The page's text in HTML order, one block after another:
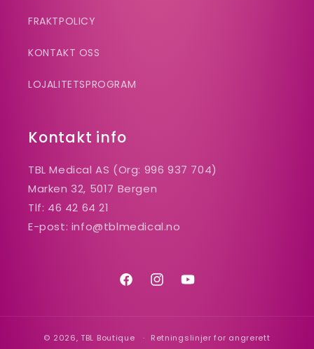
FRAKTPOLICY
KONTAKT OSS
LOJALITETSPROGRAM
Kontakt info
TBL Medical AS (Org: 996 937 704)
Marken 32, 5017 Bergen
Tlf: 46 42 64 21
E-post: info@tblmedical.no
FacebookInstagramYouTube
© 2026,TBL Boutique Retningslinjer for angrerett